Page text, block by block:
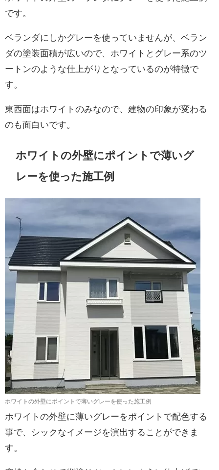
です。
ベランダにしかグレーを使っていませんが、ベラン
ダの塗装面積が広いので、ホワイトとグレー系のツ
ートンのような仕上がりとなっているのが特徴で
す。
東西面はホワイトのみなので、建物の印象が変わる
のも面白いです。
ホワイトの外壁にポイントで薄いグ
レーを使った施工例
ホワイトの外壁にポイントで薄いグレーを使った施工例
ホワイトの外壁に薄いグレーをポイントで配色する
事で、シックなイメージを演出することができま
す。